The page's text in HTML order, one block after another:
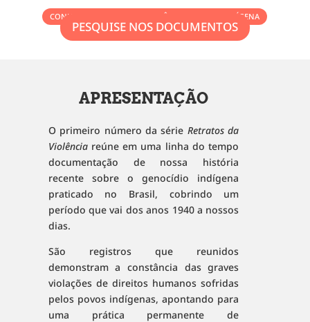
CONHEÇA O CENTRO DE REFERÊNCIA VIRTUAL INDÍGENA
PESQUISE NOS DOCUMENTOS
APRESENTAÇÃO
O primeiro número da série Retratos da
Violênciareúne em uma linha do tempo
documentação de nossa história
recente sobre o genocídio indígena
praticado no Brasil, cobrindo um
período que vai dos anos 1940 a nossos
dias.
São registros que reunidos
demonstram a constância das graves
violações de direitos humanos sofridas
pelos povos indígenas, apontando para
uma prática permanente de